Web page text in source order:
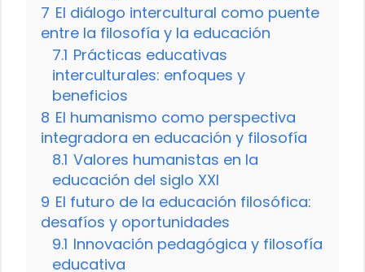
7 El diálogo intercultural como puente
entre la filosofía y la educación
7.1 Prácticas educativas
interculturales: enfoques y
beneficios
8 El humanismo como perspectiva
integradora en educación y filosofía
8.1 Valores humanistas en la
educación del siglo XXI
9 El futuro de la educación filosófica:
desafíos y oportunidades
9.1 Innovación pedagógica y filosofía
educativa